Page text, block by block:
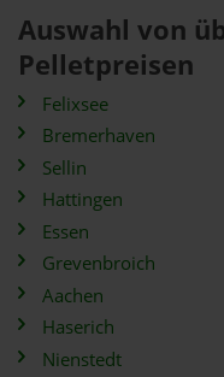
Auswahl von
Pelletpreisen
Felixsee
Bremerhaven
Sellin
Hattingen
Essen
Grevenbroich
Aachen
Haserich
Nienstedt